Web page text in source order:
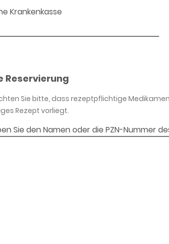
Krankenkasse
Reservierung
Sie bitte, dass rezeptpflichtige
Rezept vorliegt.
Sie den Namen oder die PZN-Nummer